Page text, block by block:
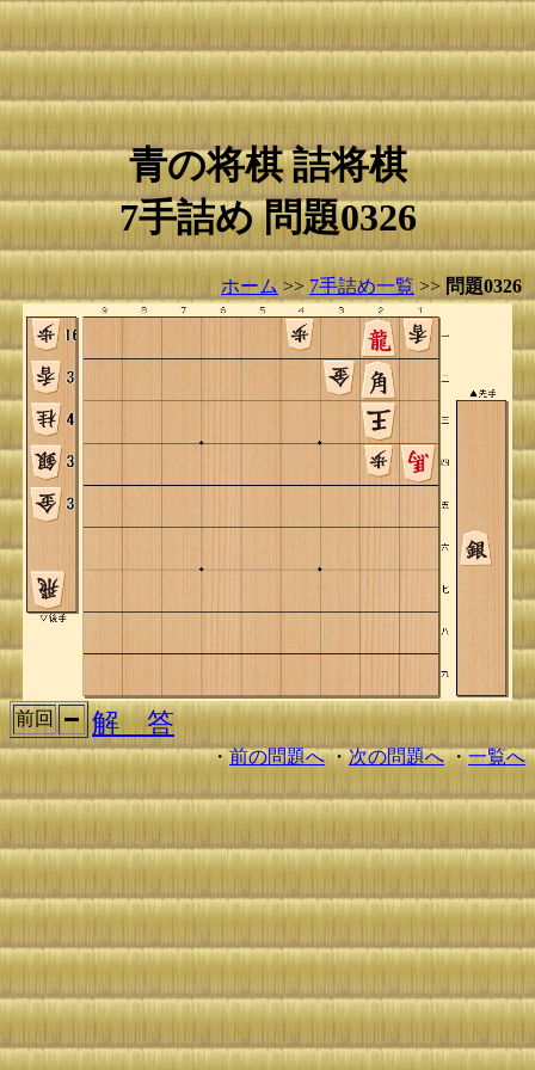
青の将棋 詰将棋
7手詰め 問題0326
ホーム >> 7手詰め一覧 >> 問題0326
前回 解 答
・前の問題へ・次の問題へ・一覧へ